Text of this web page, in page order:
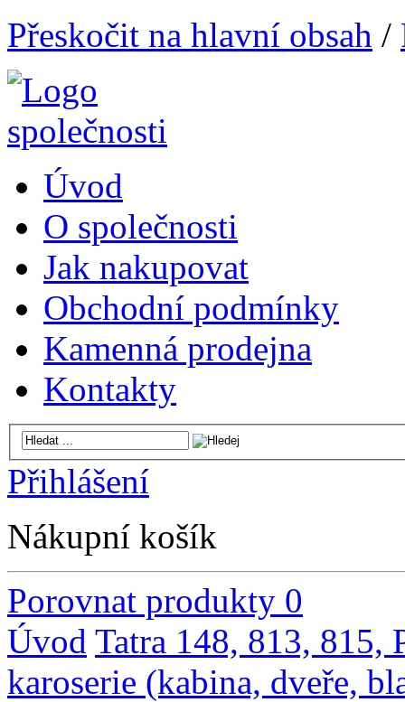
Přeskočit na hlavní obsah /
Úvod
O společnosti
Jak nakupovat
Obchodní podmínky
Kamenná prodejna
Kontakty
Přihlášení
Nákupní košík
Porovnat produkty 0
Úvod Tatra 148, 813, 815,
karoserie (kabina, dveře,